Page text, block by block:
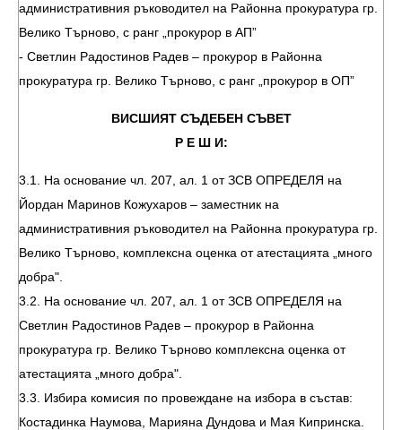
административния ръководител на Районна прокуратура гр.
Велико Търново, с ранг „прокурор в АП”
- Светлин Радостинов Радев – прокурор в Районна
прокуратура гр. Велико Търново, с ранг „прокурор в ОП”
ВИСШИЯТ СЪДЕБЕН СЪВЕТ
Р Е Ш И:
3.1. На основание чл. 207, ал. 1 от ЗСВ ОПРЕДЕЛЯ на
Йордан Маринов Кожухаров – заместник на
административния ръководител на Районна прокуратура гр.
Велико Търново, комплексна оценка от атестацията „много
добра".
3.2. На основание чл. 207, ал. 1 от ЗСВ ОПРЕДЕЛЯ на
Светлин Радостинов Радев – прокурор в Районна
прокуратура гр. Велико Търново комплексна оценка от
атестацията „много добра".
3.3. Избира комисия по провеждане на избора в състав:
Костадинка Наумова, Марияна Дундова и Мая Кипринска.